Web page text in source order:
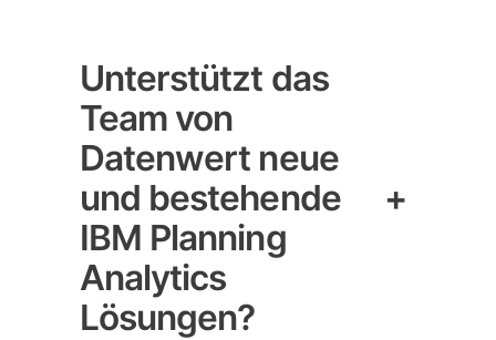
Unterstützt das
Team von
Datenwert neue
und bestehende
IBM Planning
Analytics
Lösungen?
+